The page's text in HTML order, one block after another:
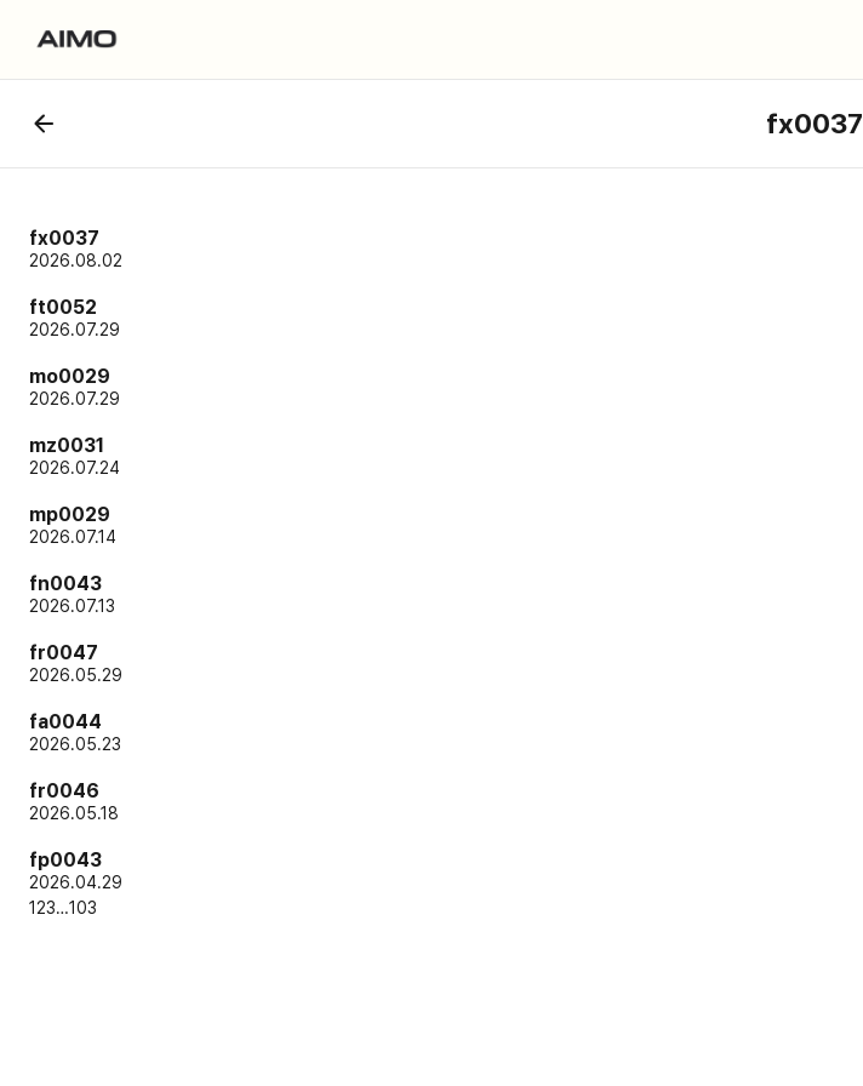
fx0037
fx0037
2026.08.02
ft0052
2026.07.29
mo0029
2026.07.29
mz0031
2026.07.24
mp0029
2026.07.14
fn0043
2026.07.13
fr0047
2026.05.29
fa0044
2026.05.23
fr0046
2026.05.18
fp0043
2026.04.29
1 23…103